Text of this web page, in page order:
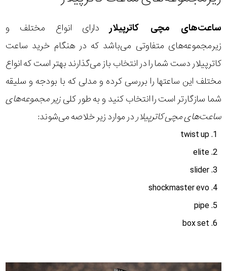
ساعت‌های مچی کاترپیلاردارای انواع مختلف و
زیرمجموعه‌های متفاوتی می‌باشد که در هنگام خرید ساعت
کاترپیلار دست شما را در انتخاب باز می‌گذارند بهتر است که انواع
مختلف این ساعتها را بررسی کرده و مدلی که با بودجه و سلیقه
شما سازگارتر است را انتخاب کنید و به طور کلیزیر مجموعه‌های
ساعت‌های مچی کاترپیلاردر موارد زیر خلاصه می‌شوند:
twist up
elite
slider
shockmaster evo
pipe
box set